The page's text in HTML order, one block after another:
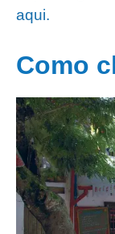
aqui.
Como